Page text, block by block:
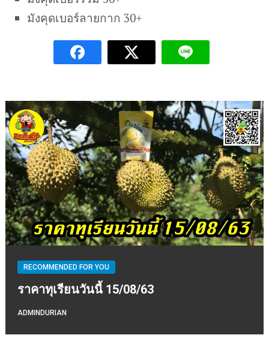
มังคุดเบอร์ลายกาก 30+
RECOMMENDED FOR YOU
ราคาทุเรียนวันนี้ 15/08/63
ADMINDURIAN